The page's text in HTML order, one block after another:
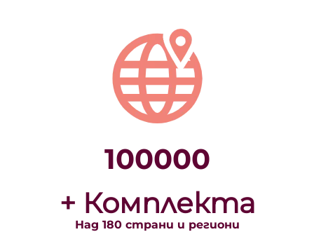
100000
+ Комплекта
Над 180 страни и региони